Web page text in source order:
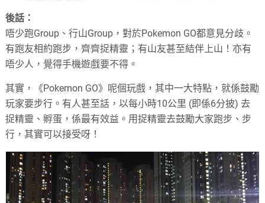
後話：
唔少跑Group、行山Group，對於Pokemon GO都意見分歧。
有跑友相約跑步，齊齊捉精靈；有山友甚至結伴上山！亦有
唔少人，覺得手機遊戲要不得。
其實，《Pokemon GO》呢個玩戲，其中一大特點，就係鼓勵
玩家要步行。有人甚至話，以每小時10公里 (即係6分披) 去
捉精靈、孵蛋，係最有效益。用捉精靈去鼓勵大家跑步、步
行，其實可以接受呀！